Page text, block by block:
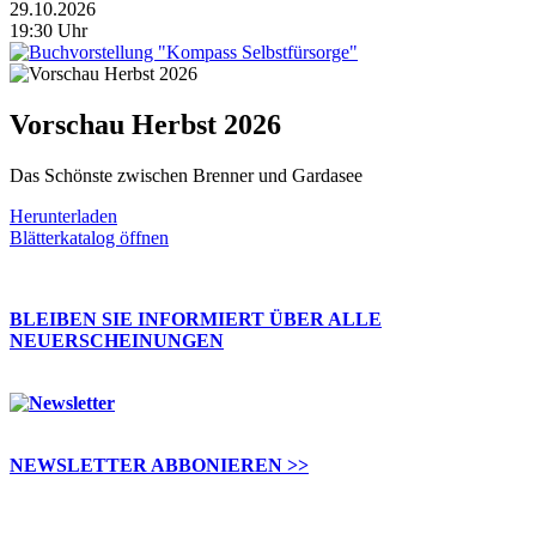
29.10.2026
19:30 Uhr
Vorschau Herbst 2026
Das Schönste zwischen Brenner und Gardasee
Herunterladen
Blätterkatalog öffnen
BLEIBEN SIE INFORMIERT ÜBER ALLE
NEUERSCHEINUNGEN
NEWSLETTER ABBONIEREN >>